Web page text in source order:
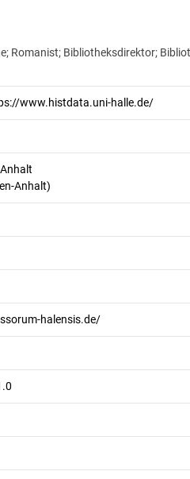
Romanist; Bibliotheksdirektor;
www.histdata.uni-halle.de/
Anhalt)
halensis.de/